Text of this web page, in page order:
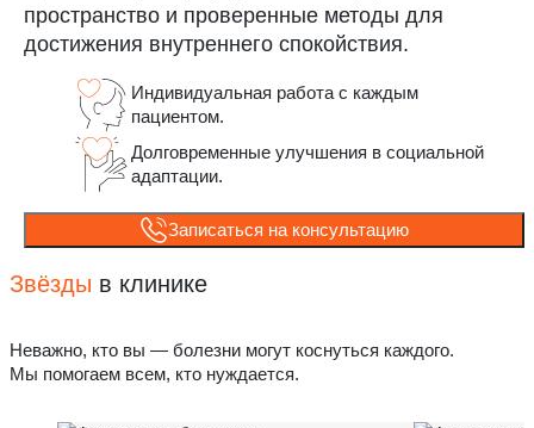
пространство и проверенные методы для
достижения внутреннего спокойствия.
Индивидуальная работа с каждым
пациентом.
Долговременные улучшения в социальной
адаптации.
Записаться на консультацию
Звёзды в клинике
Неважно, кто вы — болезни могут коснуться каждого.
Мы помогаем всем, кто нуждается.